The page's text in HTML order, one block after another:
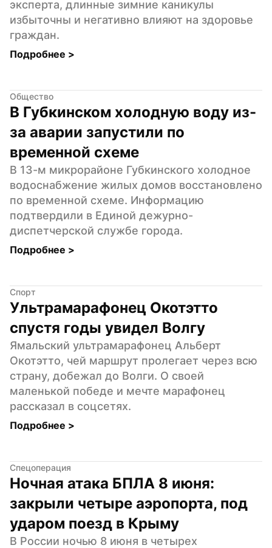
эксперта, длинные зимние каникулы
избыточны и негативно влияют на здоровье
граждан.
Подробнее >
Общество
В Губкинском холодную воду из-
за аварии запустили по
временной схеме
В 13-м микрорайоне Губкинского холодное
водоснабжение жилых домов восстановлено
по временной схеме. Информацию
подтвердили в Единой дежурно-
диспетчерской службе города.
Подробнее >
Спорт
Ультрамарафонец Окотэтто
спустя годы увидел Волгу
Ямальский ультрамарафонец Альберт
Окотэтто, чей маршрут пролегает через всю
страну, добежал до Волги. О своей
маленькой победе и мечте марафонец
рассказал в соцсетях.
Подробнее >
Спецоперация
Ночная атака БПЛА 8 июня:
закрыли четыре аэропорта, под
ударом поезд в Крыму
В России ночью 8 июня в четырех